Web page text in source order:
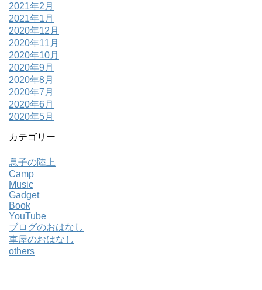
2021年2月
2021年1月
2020年12月
2020年11月
2020年10月
2020年9月
2020年8月
2020年7月
2020年6月
2020年5月
カテゴリー
息子の陸上
Camp
Music
Gadget
Book
YouTube
ブログのおはなし
車屋のおはなし
others